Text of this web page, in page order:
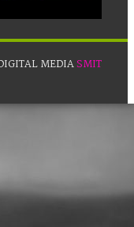
MEDIASMIT